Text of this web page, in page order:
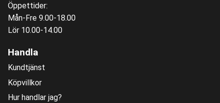
Öppettider:
Mån-Fre 9.00-18.00
Lör 10.00-14.00
Handla
Kundtjänst
Köpvillkor
Hur handlar jag?